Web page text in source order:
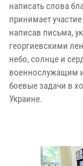
написать слова
принимает
написав письма,
георгиевскими
небо, солнце и
военнослужащим
боевые задачи в
Украине.